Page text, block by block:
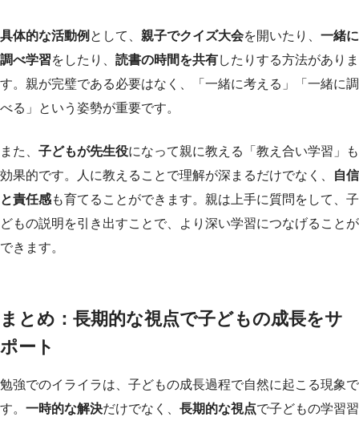
具体的な活動例 として、 親子でクイズ大会を開いたり、 一緒に
調べ学習をしたり、 読書の時間を共有したりする方法がありま
す。親が完璧である必要はなく、「一緒に考える」「一緒に調
べる」という姿勢が重要です。
また、 子どもが先生役になって親に教える「教え合い学習」も
効果的です。人に教えることで理解が深まるだけでなく、
自信
と責任感も育てることができます。親は上手に質問をして、子
どもの説明を引き出すことで、より深い学習につなげることが
できます。
まとめ：長期的な視点で子どもの成長をサ
ポート
勉強でのイライラは、子どもの成長過程で自然に起こる現象で
す。 一時的な解決だけでなく、 長期的な視点で子どもの学習習